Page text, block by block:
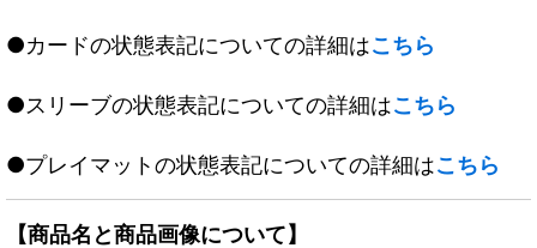
●カードの状態表記についての詳細はこちら
●スリーブの状態表記についての詳細はこちら
●プレイマットの状態表記についての詳細はこちら
【商品名と商品画像について】